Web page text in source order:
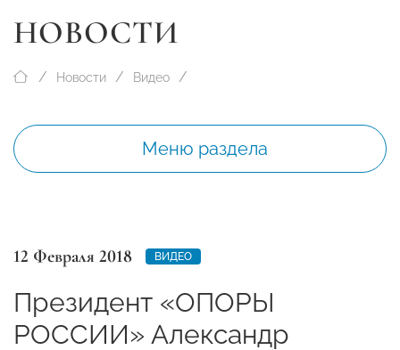
НОВОСТИ
Новости Видео
Меню раздела
12 Февраля 2018 ВИДЕО
Президент «ОПОРЫ
РОССИИ» Александр